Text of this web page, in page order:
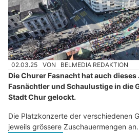
02.03.25 VON BELMEDIA REDAKTION
Die Churer Fasnacht hat auch
Fasnächtler und Schaulustige in die
Stadt Chur gelockt.
Die Platzkonzerte der verschiedenen
jeweils grössere Zuschauermengen an.